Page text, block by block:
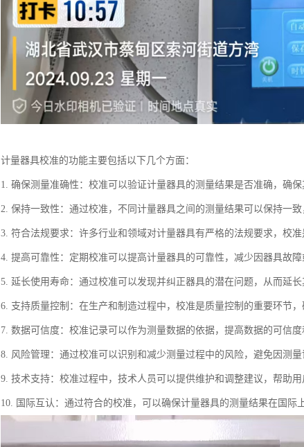
计量器具校准的功能主要包括以下几个方面：
1. 确保测量准确性：校准可以验证计量器具的测量结果是否准确，确保
2. 保持一致性：通过校准，不同计量器具之间的测量结果可以保持一致
3. 符合法规要求：许多行业和领域对计量器具有严格的法规要求，校
4. 提高可靠性：定期校准可以提高计量器具的可靠性，减少因器具故障
5. 延长使用寿命：通过校准可以发现并纠正器具的潜在问题，从而延长
6. 支持质量控制：在生产和制造过程中，校准是质量控制的重要环节，
7. 数据可信度：校准记录可以作为测量数据的依据，提高数据的可信度
8. 风险管理：通过校准可以识别和减少测量过程中的风险，避免因测量
9. 技术支持：校准过程中，技术人员可以提供维护和调整建议，帮助用
10. 国际互认：通过符合的校准，可以确保计量器具的测量结果在国际